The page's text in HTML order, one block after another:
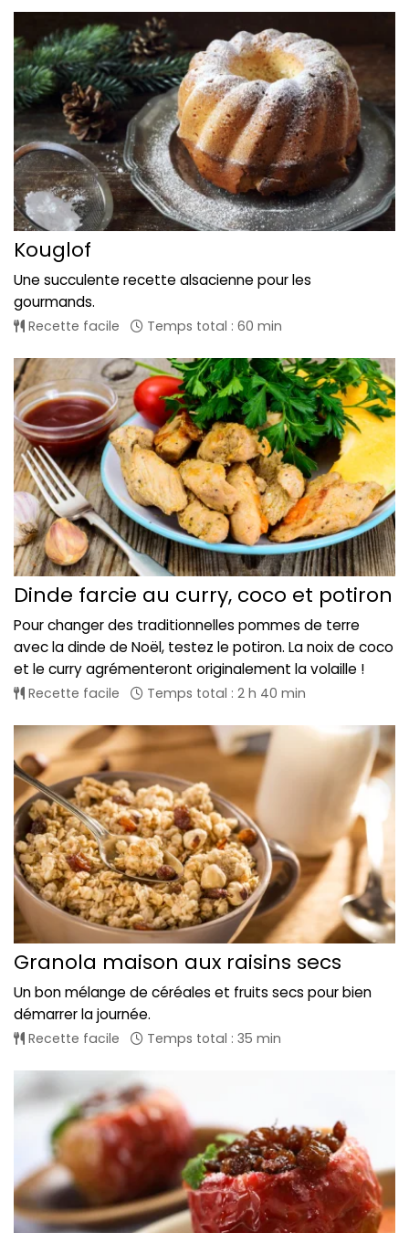
Kouglof
Une succulente recette alsacienne pour les
gourmands.
Recette facile Temps total : 60 min
Dinde farcie au curry, coco et potiron
Pour changer des traditionnelles pommes de terre
avec la dinde de Noël, testez le potiron. La noix de coco
et le curry agrémenteront originalement la volaille !
Recette facile Temps total : 2 h 40 min
Granola maison aux raisins secs
Un bon mélange de céréales et fruits secs pour bien
démarrer la journée.
Recette facile Temps total : 35 min